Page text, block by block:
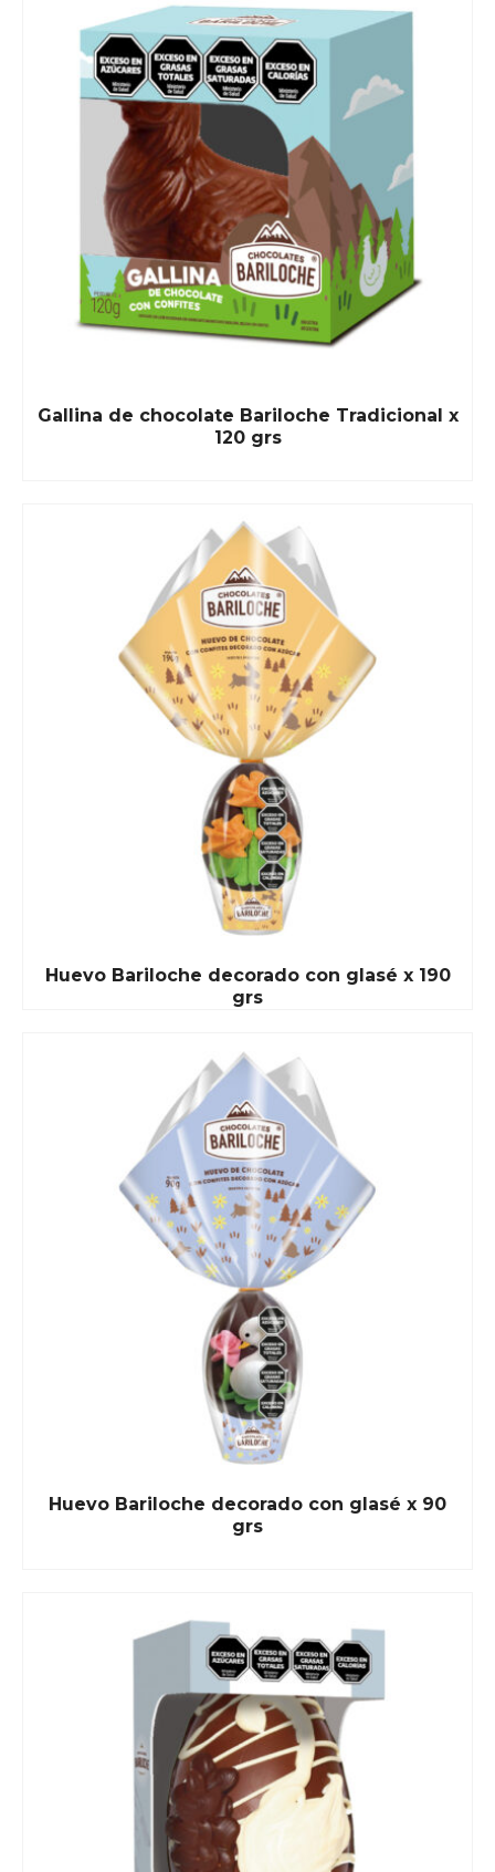
Gallina de chocolate Bariloche Tradicional x
120 grs
Huevo Bariloche decorado con glasé x 190
grs
Huevo Bariloche decorado con glasé x 90
grs